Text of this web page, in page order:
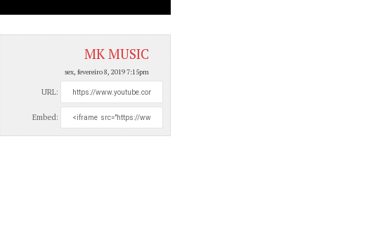
MK MUSIC
sex, fevereiro 8, 2019 7:15pm
URL:
Embed: